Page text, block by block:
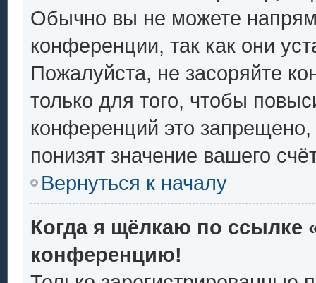
Обычно вы не можете
конференции, так как они
Пожалуйста, не засоряйте
только для того, чтобы
конференций это
понизят значение вашего
Вернуться к началу
Когда я щёлкаю по ссылке
конференцию!